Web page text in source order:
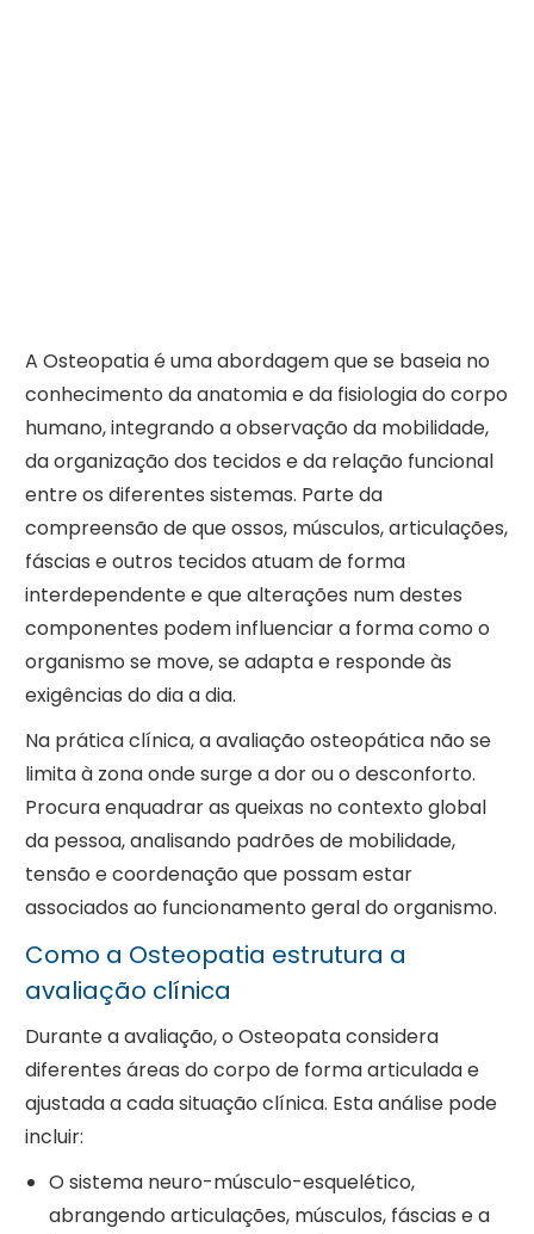
A Osteopatia é uma abordagem que se baseia no
conhecimento da anatomia e da fisiologia do corpo
humano, integrando a observação da mobilidade,
da organização dos tecidos e da relação funcional
entre os diferentes sistemas. Parte da
compreensão de que ossos, músculos, articulações,
fáscias e outros tecidos atuam de forma
interdependente e que alterações num destes
componentes podem influenciar a forma como o
organismo se move, se adapta e responde às
exigências do dia a dia.
Na prática clínica, a avaliação osteopática não se
limita à zona onde surge a dor ou o desconforto.
Procura enquadrar as queixas no contexto global
da pessoa, analisando padrões de mobilidade,
tensão e coordenação que possam estar
associados ao funcionamento geral do organismo.
Como a Osteopatia estrutura a
avaliação clínica
Durante a avaliação, o Osteopata considera
diferentes áreas do corpo de forma articulada e
ajustada a cada situação clínica. Esta análise pode
incluir:
O sistema neuro-músculo-esquelético,
abrangendo articulações, músculos, fáscias e a